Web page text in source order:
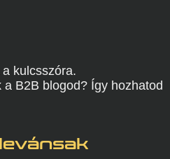
kulcsszóra.
B2B blogod? Így hozhatod